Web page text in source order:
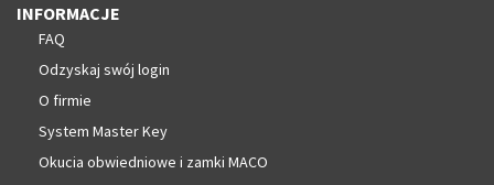
INFORMACJE
FAQ
Odzyskaj swój login
O firmie
System Master Key
Okucia obwiedniowe i zamki MACO